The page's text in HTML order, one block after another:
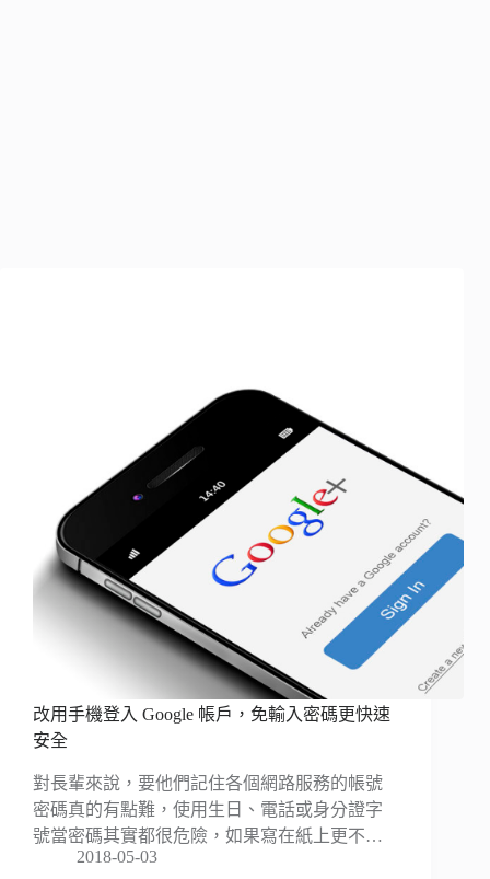
改用手機登入 Google 帳戶，免輸入密碼更快速
安全
對長輩來說，要他們記住各個網路服務的帳號
密碼真的有點難，使用生日、電話或身分證字
號當密碼其實都很危險，如果寫在紙上更不…
2018-05-03